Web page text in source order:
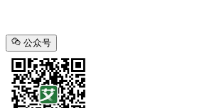
公众号